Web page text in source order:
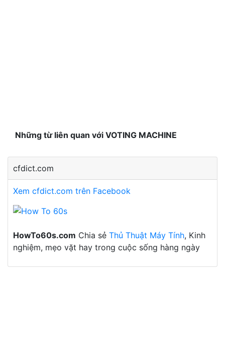
Những từ liên quan với VOTING MACHINE
cfdict.com
Xem cfdict.com trên Facebook
HowTo60s.com Chia sẻ Thủ Thuật Máy Tính, Kinh
nghiệm, mẹo vặt hay trong cuộc sống hàng ngày